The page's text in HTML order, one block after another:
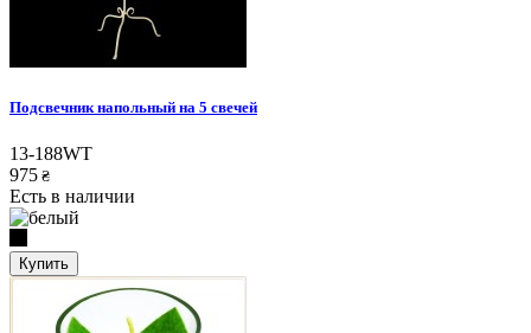
Подсвечник напольный на 5 свечей
13-188WT
975 ₴
Есть в наличии
Купить